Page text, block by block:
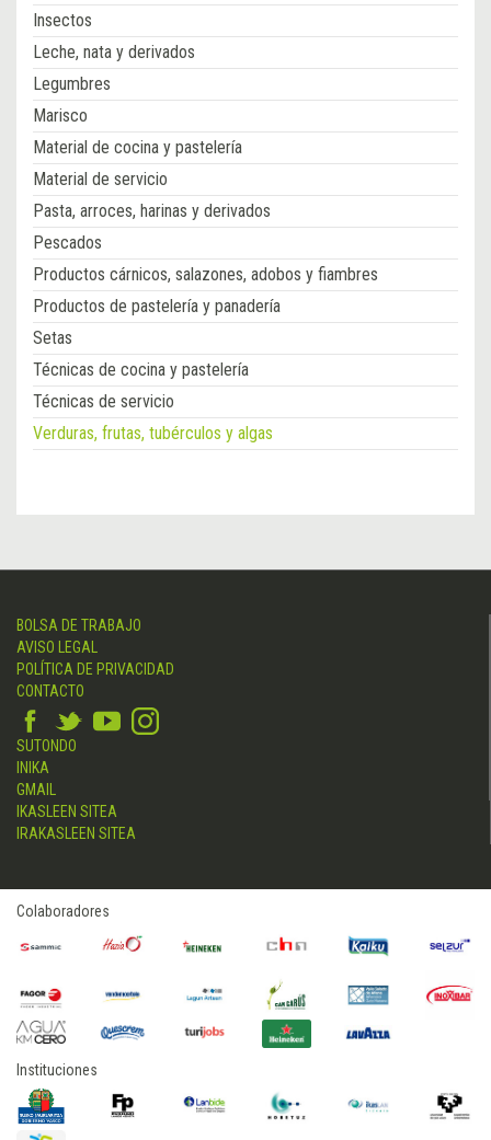
Insectos
Leche, nata y derivados
Legumbres
Marisco
Material de cocina y pastelería
Material de servicio
Pasta, arroces, harinas y derivados
Pescados
Productos cárnicos, salazones, adobos y fiambres
Productos de pastelería y panadería
Setas
Técnicas de cocina y pastelería
Técnicas de servicio
Verduras, frutas, tubérculos y algas
BOLSA DE TRABAJO
AVISO LEGAL
POLÍTICA DE PRIVACIDAD
CONTACTO
SUTONDO
INIKA
GMAIL
IKASLEEN SITEA
IRAKASLEEN SITEA
Colaboradores
Instituciones